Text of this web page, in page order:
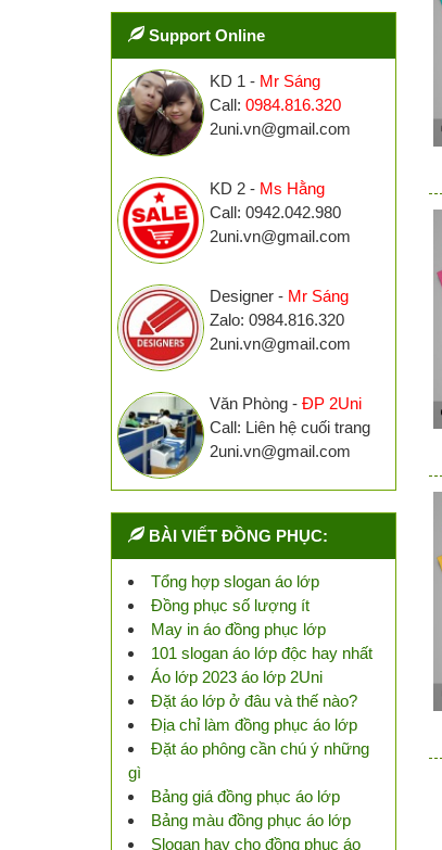
Support Online
KD 1 - Mr Sáng
Call: 0984.816.320
2uni.vn@gmail.com
KD 2 - Ms Hằng
Call: 0942.042.980
2uni.vn@gmail.com
Designer - Mr Sáng
Zalo: 0984.816.320
2uni.vn@gmail.com
Văn Phòng - ĐP 2Uni
Call: Liên hệ cuối trang
2uni.vn@gmail.com
BÀI VIẾT ĐỒNG PHỤC:
Tổng hợp slogan áo lớp
Đồng phục số lượng ít
May in áo đồng phục lớp
101 slogan áo lớp độc hay nhất
Áo lớp 2023 áo lớp 2Uni
Đặt áo lớp ở đâu và thế nào?
Địa chỉ làm đồng phục áo lớp
Đặt áo phông cần chú ý những
gì
Bảng giá đồng phục áo lớp
Bảng màu đồng phục áo lớp
Slogan hay cho đồng phục áo